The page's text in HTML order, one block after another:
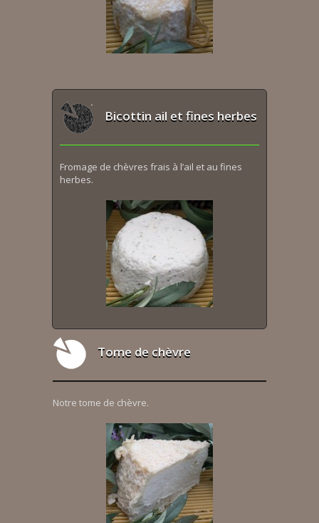
Bicottin ail et fines herbes
Fromage de chèvres frais à l’ail et au fines
herbes.
Tome de chèvre
Notre tome de chèvre.